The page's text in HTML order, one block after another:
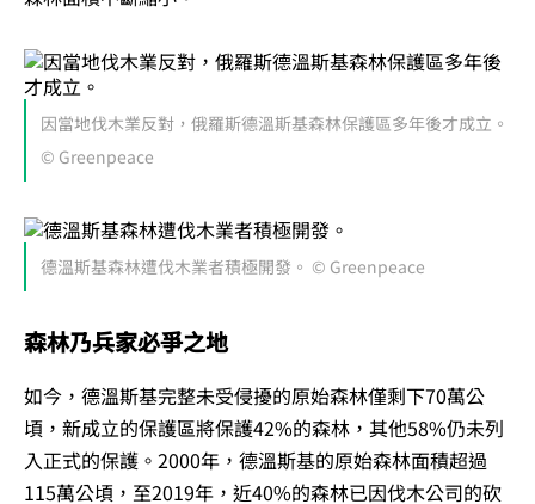
因當地伐木業反對，俄羅斯德溫斯基森林保護區多年後才成立。
© Greenpeace
德溫斯基森林遭伐木業者積極開發。 © Greenpeace
森林乃兵家必爭之地
如今，德溫斯基完整未受侵擾的原始森林僅剩下70萬公
頃，新成立的保護區將保護42%的森林，其他58%仍未列
入正式的保護。2000年，德溫斯基的原始森林面積超過
115萬公頃，至2019年，近40%的森林已因伐木公司的砍